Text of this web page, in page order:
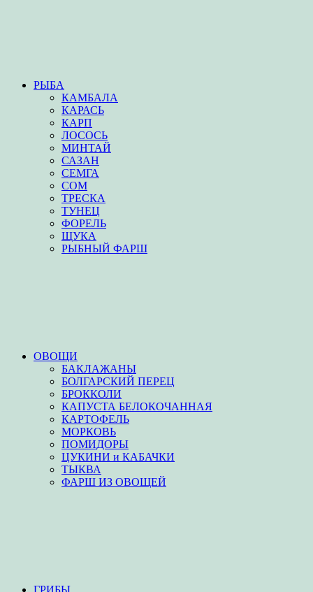
РЫБА
КАМБАЛА
КАРАСЬ
КАРП
ЛОСОСЬ
МИНТАЙ
САЗАН
СЕМГА
СОМ
ТРЕСКА
ТУНЕЦ
ФОРЕЛЬ
ЩУКА
РЫБНЫЙ ФАРШ
ОВОЩИ
БАКЛАЖАНЫ
БОЛГАРСКИЙ ПЕРЕЦ
БРОККОЛИ
КАПУСТА БЕЛОКОЧАННАЯ
КАРТОФЕЛЬ
МОРКОВЬ
ПОМИДОРЫ
ЦУКИНИ и КАБАЧКИ
ТЫКВА
ФАРШ ИЗ ОВОЩЕЙ
ГРИБЫ